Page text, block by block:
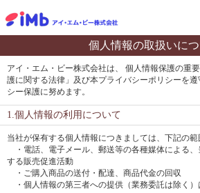
個人情報の取扱いに
アイ・エム・ビー株式会社は、 個人情報保護の重
護に関する法律」及び本プライバシーポリシーを
シー保護に努めます。
1.個人情報の利用について
当社が保有する個人情報につきましては、下記の範
・電話、電子メール、郵送等の各種媒体による
する販売促進活動
・ご購入商品の送付・配達、商品代金の回収
・個人情報の第三者への提供（業務委託は除く）